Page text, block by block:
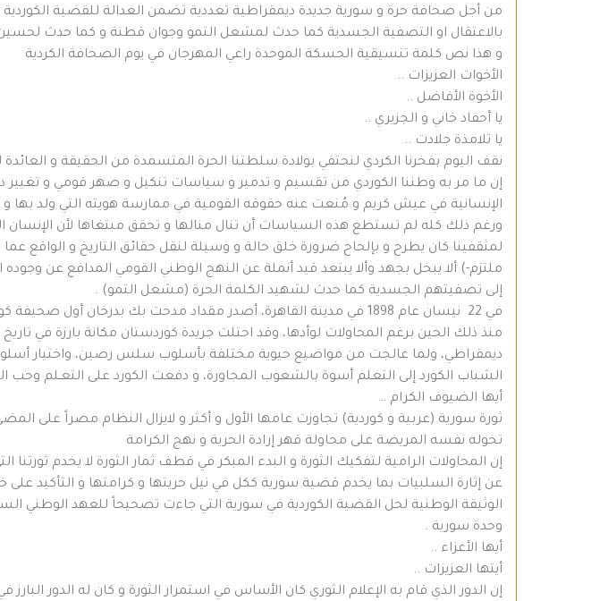
من أجل صحافة حرة و سورية جديدة ديمقراطية تعددية تضمن العدالة للقضية
بالاعتقال او التصفية الجسدية كما حدث لمشعل التمو وجوان قطنة و كما حدث
و هذا نص كلمة تنسيقية الحسكة الموحدة راعي المهرجان في يوم الصحافة الكردية
الأخوات العزيزات ..
الأخوة الأفاضل ..
يا أحفاد خاني و الجزيري ..
يا تلامذة جلادت ..
نقف اليوم بفخرنا الكردي لنحتفي بولادة سلطتنا الحرة المتسمدة من الحقيقة و
إن ما مر به وطننا الكوردي من تقسيم و تدمير و سياسات تنكيل و صهر قومي و
الإنسانية في عيش كريم و مُنعت عنه حقوقه القومية في ممارسة هويته التي ولد بها
ورغم ذلك كله لم تستطع هذه السياسات أن تنال منالها و تحقق مبتغاها لأن
لمثقفينا كان يطرح و بإلحاح ضرورة خلق حالة و وسيلة لنقل حقائق التاريخ و الواقع
ملتزم-) ألا يبخل بجهد وألا يبتعد قيد أنملة عن النهج الوطني القومي المدافع عن
إلى تصفيتهم الجسدية كما حدث لشهيد الكلمة الحرة (مشعل التمو) .
في 22 نيسان عام 1898 في مدينة القاهرة، أصدر مقداد مدحت بك بدرخان
منذ ذلك الحين برغم المحاولات لوأدها، وقد احتلت جريدة كوردستان مكانة بارزة في
ديمقراطي، ولما عالجت من مواضيع حيوية مختلفة بأسلوب سلس رصين، واختيار أسلوب
الشباب الكورد إلى التعلم أسوة بالشعوب المجاورة، و دفعت الكورد على التعـلم
أيها الضيوف الكرام …
ثورة سورية (عربية و كوردية) تجاوزت عامها الأول و أكثر و لايزال النظام مصراً على
تخوله نفسه المريضة على محاولة قهر إرادة الحرية و نهج الكرامة
إن المحاولات الرامية لتفكيك الثورة و البدء المبكر في قطف ثمار الثورة لا يخدم
عن إثارة السلبيات بما يخدم قضية سورية ككل في نيل حريتها و كرامتها و التأكيد
الوثيقة الوطنية لحل القضية الكوردية في سورية التي جاءت تصحيحاً للعهد الوطني
وحدة سورية .
أيها الأعزاء ..
أيتها العزيزات ..
إن الدور الذي قام به الإعلام الثوري كان الأساس في استمرار الثورة و كان له الدور